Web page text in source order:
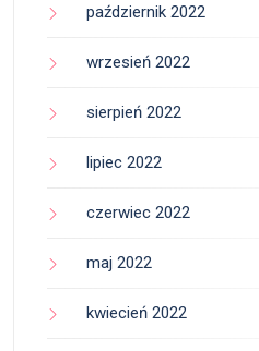
październik 2022
wrzesień 2022
sierpień 2022
lipiec 2022
czerwiec 2022
maj 2022
kwiecień 2022